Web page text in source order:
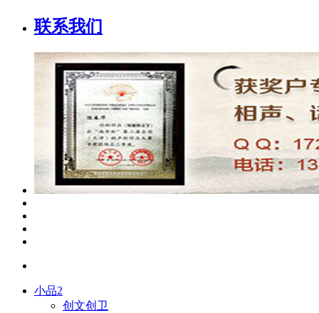
联系我们
小品2
创文创卫